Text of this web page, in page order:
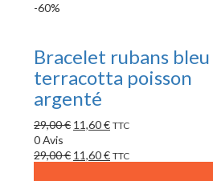
-60%
Bracelet rubans
terracotta poisson
argenté
29,00€ 11,60€ TTC
0 Avis
29,00€ 11,60€ TTC